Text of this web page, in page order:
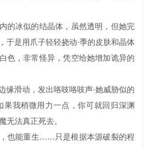
的冰似的结晶体，虽然透明，但她完
于是用爪子轻轻挠动·季的皮肤和晶体
色，非常怪异，凭空给她增加诡异的
缘滑动，发出咯吱咯吱声·她威胁似的
我稍微用力一点，你可就回归深渊
无法真正死去。
也能重生……只是根据本源破裂的程